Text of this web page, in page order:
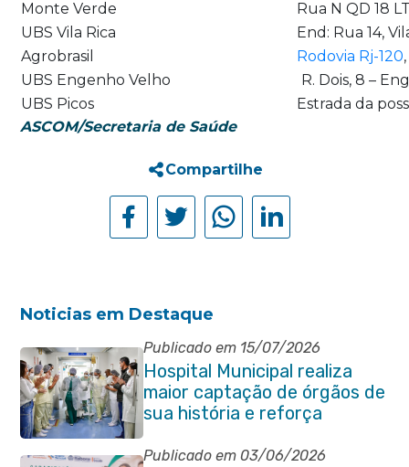
Monte Verde
Rua N QD 18
UBS Vila Rica
End: Rua 14,
Agrobrasil
Rodovia Rj-120
UBS Engenho Velho
R. Dois, 8 –
UBS Picos
Estrada da
ASCOM/Secretaria de Saúde
Compartilhe
Noticias em Destaque
Publicado em 15/07/2026
Hospital Municipal realiza
maior captação de órgãos de
sua história e reforça
compromisso com a vida
Publicado em 03/06/2026